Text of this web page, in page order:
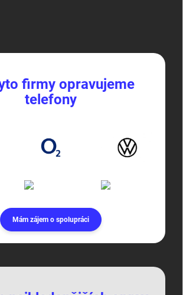
firmy opravujeme
telefony
Mám zájem o spolupráci